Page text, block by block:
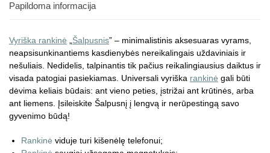
Papildoma informacija
Vyriška rankinė „Šalpusnis” – minimalistinis aksesuaras vyrams,
neapsisunkinantiems kasdienybės nereikalingais uždaviniais ir
nešuliais. Nedidelis, talpinantis tik pačius reikalingiausius daiktus ir
visada patogiai pasiekiamas. Universali vyriška rankinė gali būti
dėvima keliais būdais: ant vieno peties, įstrižai ant krūtinės, arba
ant liemens. Įsileiskite Šalpusnį į lengvą ir nerūpestingą savo
gyvenimo būdą!
Rankinė viduje turi kišenėlę telefonui;